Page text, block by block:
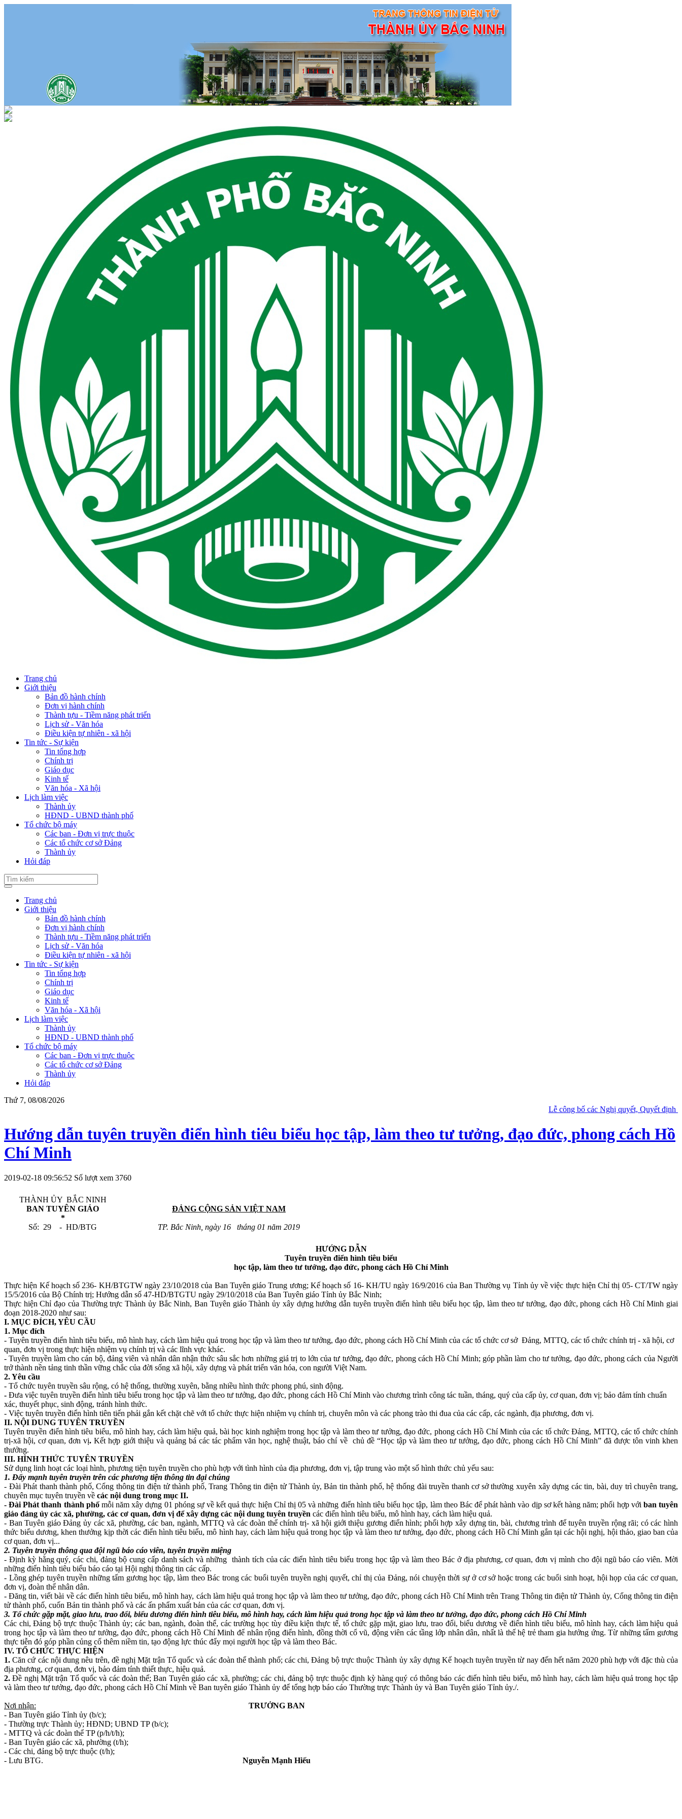
Trang chủ
Giới thiệu
Bản đồ hành chính
Đơn vị hành chính
Thành tựu - Tiềm năng phát triển
Lịch sử - Văn hóa
Điều kiện tự nhiên - xã hội
Tin tức - Sự kiện
Tin tổng hợp
Chính trị
Giáo dục
Kinh tế
Văn hóa - Xã hội
Lịch làm việc
Thành ủy
HĐND - UBND thành phố
Tổ chức bộ máy
Các ban - Đơn vị trực thuộc
Các tổ chức cơ sở Đảng
Thành ủy
Hỏi đáp
Trang chủ
Giới thiệu
Bản đồ hành chính
Đơn vị hành chính
Thành tựu - Tiềm năng phát triển
Lịch sử - Văn hóa
Điều kiện tự nhiên - xã hội
Tin tức - Sự kiện
Tin tổng hợp
Chính trị
Giáo dục
Kinh tế
Văn hóa - Xã hội
Lịch làm việc
Thành ủy
HĐND - UBND thành phố
Tổ chức bộ máy
Các ban - Đơn vị trực thuộc
Các tổ chức cơ sở Đảng
Thành ủy
Hỏi đáp
Thứ 7, 08/08/2026
Lễ công bố các Nghị quyết, Quyết định của
Hướng dẫn tuyên truyền điển hình tiêu biểu học tập, làm theo tư tưởng, đạo đức, phong cách Hồ
Chí Minh
2019-02-18 09:56:52 Số lượt xem 3760
THÀNH ỦY BẮC NINH
BAN TUYÊN GIÁO
*
Số: 29 - HD/BTG
ĐẢNG CỘNG SẢN VIỆT NAM
TP. Bắc Ninh, ngày 16 tháng 01 năm 2019
HƯỚNG DẪN
Tuyên truyền điển hình tiêu biểu
học tập, làm theo tư tưởng, đạo đức, phong cách Hồ Chí Minh
Thực hiện Kế hoạch số 236- KH/BTGTW ngày 23/10/2018 của Ban Tuyên giáo Trung ương; Kế hoạch số 16- KH/TU ngày 16/9/2016 của Ban Thường vụ Tỉnh ủy về việc thực hiện Chỉ thị 05- CT/TW ngày
15/5/2016 của Bộ Chính trị; Hướng dẫn số 47-HD/BTGTU ngày 29/10/2018 của Ban Tuyên giáo Tỉnh ủy Bắc Ninh;
Thực hiện Chỉ đạo của Thường trực Thành ủy Bắc Ninh, Ban Tuyên giáo Thành ủy xây dựng hướng dẫn tuyên truyền điển hình tiêu biểu học tập, làm theo tư tưởng, đạo đức, phong cách Hồ Chí Minh giai
đoạn 2018-2020 như sau:
I. MỤC ĐÍCH, YÊU CẦU
1. Mục đích
- Tuyên truyền điển hình tiêu biểu, mô hình hay, cách làm hiệu quả trong học tập và làm theo tư tưởng, đạo đức, phong cách Hồ Chí Minh của các tổ chức cơ sở Đảng, MTTQ, các tổ chức chính trị - xã hội, cơ
quan, đơn vị trong thực hiện nhiệm vụ chính trị và các lĩnh vực khác.
- Tuyên truyền làm cho cán bộ, đảng viên và nhân dân nhận thức sâu sắc hơn những giá trị to lớn của tư tưởng, đạo đức, phong cách Hồ Chí Minh; góp phần làm cho tư tưởng, đạo đức, phong cách của Người
trở thành nền tảng tinh thần vững chắc của đời sống xã hội, xây dựng và phát triển văn hóa, con người Việt Nam.
2. Yêu cầu
- Tổ chức tuyên truyền sâu rộng, có hệ thống, thường xuyên, bằng nhiều hình thức phong phú, sinh động.
- Đưa việc tuyên truyền điển hình tiêu biểu trong học tập và làm theo tư tưởng, đạo đức, phong cách Hồ Chí Minh vào chương trình công tác tuần, tháng, quý của cấp ủy, cơ quan, đơn vị; bảo đảm tính chuẩn
xác, thuyết phục, sinh động, tránh hình thức.
- Việc tuyên truyền điển hình tiên tiến phải gắn kết chặt chẽ với tổ chức thực hiện nhiệm vụ chính trị, chuyên môn và các phong trào thi đua của các cấp, các ngành, địa phương, đơn vị.
II. NỘI DUNG TUYÊN TRUYỀN
Tuyên truyền điển hình tiêu biểu, mô hình hay, cách làm hiệu quả, bài học kinh nghiệm trong học tập và làm theo tư tưởng, đạo đức, phong cách Hồ Chí Minh của các tổ chức Đảng, MTTQ, các tổ chức chính
trị-xã hội, cơ quan, đơn vị.Kết hợp giới thiệu và quảng bá các tác phẩm văn học, nghệ thuật, báo chí về chủ đề “Học tập và làm theo tư tưởng, đạo đức, phong cách Hồ Chí Minh” đã được tôn vinh khen
thưởng.
III. HÌNH THỨC TUYÊN TRUYỀN
Sử dụng linh hoạt các loại hình, phương tiện tuyên truyền cho phù hợp với tình hình của địa phương, đơn vị, tập trung vào một số hình thức chủ yếu sau:
1. Đẩy mạnh tuyên truyền trên các phương tiện thông tin đại chúng
- Đài Phát thanh thành phố, Cổng thông tin điện tử thành phố, Trang Thông tin điện tử Thành ủy, Bản tin thành phố, hệ thống đài truyền thanh cơ sở thường xuyên xây dựng các tin, bài, duy trì chuyên trang,
chuyên mục tuyên truyền về các nội dung trong mục II.
- ĐàiPhát thanh thành phốmỗi năm xây dựng 01 phóng sự về kết quả thực hiện Chỉ thị 05 và những điển hình tiêu biểu học tập, làm theo Bác để phát hành vào dịp sơ kết hàng năm; phối hợp với ban tuyên
giáo đảng ủy các xã, phường, các cơ quan, đơn vị để xây dựng các nội dung tuyên truyền các điển hình tiêu biểu, mô hình hay, cách làm hiệu quả.
- Ban Tuyên giáo Đảng ủy các xã, phường, các ban, ngành, MTTQ và các đoàn thể chính trị- xã hội giới thiệu gương điển hình; phối hợp xây dựng tin, bài, chương trình để tuyên truyền rộng rãi; có các hình
thức biểu dương, khen thưởng kịp thời các điển hình tiêu biểu, mô hình hay, cách làm hiệu quả trong học tập và làm theo tư tưởng, đạo đức, phong cách Hồ Chí Minh gắn tại các hội nghị, hội thảo, giao ban của
cơ quan, đơn vị...
2. Tuyên truyền thông qua đội ngũ báo cáo viên, tuyên truyền miệng
- Định kỳ hằng quý, các chi, đảng bộ cung cấp danh sách và những thành tích của các điển hình tiêu biểu trong học tập và làm theo Bác ở địa phương, cơ quan, đơn vị mình cho đội ngũ báo cáo viên. Mời
những điển hình tiêu biểu báo cáo tại Hội nghị thông tin các cấp.
- Lồng ghép tuyên truyền những tấm gương học tập, làm theo Bác trong các buổi tuyên truyền nghị quyết, chỉ thị của Đảng, nói chuyện thời sự ở cơ sở hoặc trong các buổi sinh hoạt, hội họp của các cơ quan,
đơn vị, đoàn thể nhân dân.
- Đăng tin, viết bài về các điển hình tiêu biểu, mô hình hay, cách làm hiệu quả trong học tập và làm theo tư tưởng, đạo đức, phong cách Hồ Chí Minh trên Trang Thông tin điện tử Thành ủy, Cổng thông tin điện
tử thành phố, cuốn Bản tin thành phố và các ấn phẩm xuất bản của các cơ quan, đơn vị.
3. Tổ chức gặp mặt, giao lưu, trao đổi, biểu dương điển hình tiêu biểu, mô hình hay, cách làm hiệu quả trong học tập và làm theo tư tưởng, đạo đức, phong cách Hồ Chí Minh
Các chi, Đảng bộ trực thuộc Thành ủy; các ban, ngành, đoàn thể, các trường học tùy điều kiện thực tế, tổ chức gặp mặt, giao lưu, trao đổi, biểu dương về điển hình tiêu biểu, mô hình hay, cách làm hiệu quả
trong học tập và làm theo tư tưởng, đạo đức, phong cách Hồ Chí Minh để nhân rộng điển hình, đồng thời cổ vũ, động viên các tầng lớp nhân dân, nhất là thế hệ trẻ tham gia hưởng ứng. Từ những tấm gương
thực tiễn đó góp phần củng cố thêm niềm tin, tạo động lực thúc đẩy mọi người học tập và làm theo Bác.
IV. TỔ CHỨC THỰC HIỆN
1. Căn cứ các nội dung nêu trên, đề nghị Mặt trận Tổ quốc và các đoàn thể thành phố; các chi, Đảng bộ trực thuộc Thành ủy xây dựng Kế hoạch tuyên truyền từ nay đến hết năm 2020 phù hợp với đặc thù của
địa phương, cơ quan, đơn vị, bảo đảm tính thiết thực, hiệu quả.
2. Đề nghị Mặt trận Tổ quốc và các đoàn thể; Ban Tuyên giáo các xã, phường; các chi, đảng bộ trực thuộc định kỳ hàng quý có thông báo các điển hình tiêu biểu, mô hình hay, cách làm hiệu quả trong học tập
và làm theo tư tưởng, đạo đức, phong cách Hồ Chí Minh về Ban tuyên giáo Thành ủy để tổng hợp báo cáo Thường trực Thành ủy và Ban Tuyên giáo Tỉnh ủy./.
Nơi nhận:
- Ban Tuyên giáo Tỉnh ủy (b/c);
- Thường trực Thành ủy; HĐND; UBND TP (b/c);
- MTTQ và các đoàn thể TP (p/h/t/h);
- Ban Tuyên giáo các xã, phường (t/h);
- Các chi, đảng bộ trực thuộc (t/h);
- Lưu BTG.
TRƯỞNG BAN
Nguyễn Mạnh Hiếu